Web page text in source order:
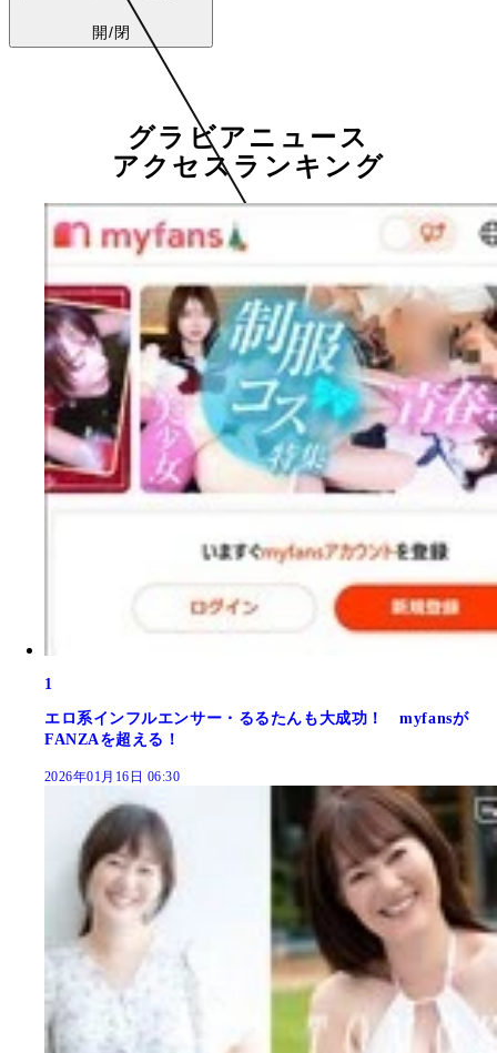
開/閉
グラビアニュース
アクセスランキング
1
エロ系インフルエンサー・るるたんも大成功！ myfansが
FANZAを超える！
2026年01月16日 06:30